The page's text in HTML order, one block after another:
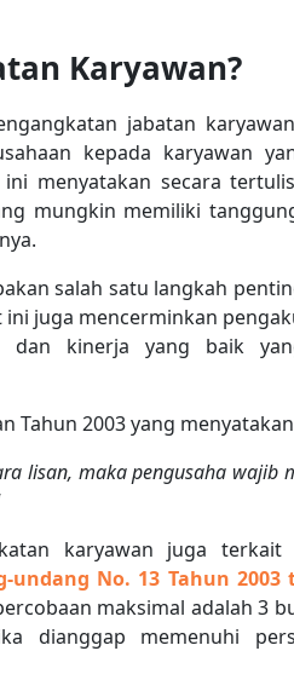
Karyawan?
jabatan
kepada karyawan
menyatakan secara
mungkin memiliki
salah satu langkah
juga mencerminkan
dan kinerja yang baik
Tahun 2003 yang
lisan, maka pengusaha wajib
karyawan juga terkait
undang No. 13 Tahun 2003
maksimal adalah 3
dianggap memenuhi